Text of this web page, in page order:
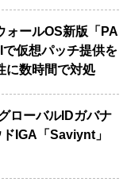
ォールOS新版「PA
仮想パッチ提供を
に数時間で対処
ローバルIDガバナ
IGA「Saviynt」